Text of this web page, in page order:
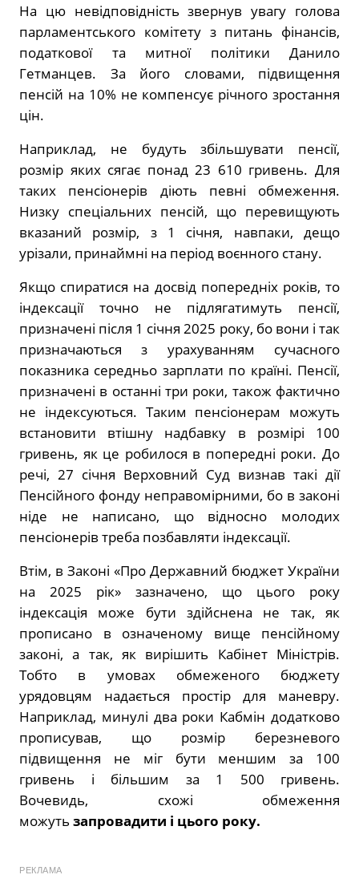
На цю невідповідність звернув увагу голова
парламентського комітету з питань фінансів,
податкової та митної політики Данило
Гетманцев. За його
словами, підвищення
пенсій на 10% не компенсує річного зростання
цін.
Наприклад, не будуть збільшувати пенсії,
розмір яких сягає понад 23 610 гривень. Для
таких пенсіонерів діють певні обмеження.
Низку спеціальних пенсій, що перевищують
вказаний розмір, з 1 січня, навпаки, дещо
урізали, принаймні на період воєнного стану.
Якщо спиратися на досвід попередніх років, то
індексації точно не підлягатимуть пенсії,
призначені після 1 січня 2025 року, бо вони і так
призначаються з урахуванням сучасного
показника середньо зарплати по країні. Пенсії,
призначені в останні три роки, також фактично
не індексуються. Таким пенсіонерам можуть
встановити втішну надбавку в розмірі 100
гривень, як це робилося в попередні роки. До
речі, 27 січня Верховний Суд визнав такі дії
Пенсійного фонду неправомірними, бо в законі
ніде не написано, що відносно молодих
пенсіонерів треба позбавляти індексації.
Втім, в Законі «Про Державний бюджет України
на 2025 рік» зазначено, що цього року
індексація може бути здійснена не так, як
прописано в означеному вище пенсійному
законі, а так, як вирішить Кабінет Міністрів.
Тобто в умовах обмеженого бюджету
урядовцям надається простір для маневру.
Наприклад, минулі два роки Кабмін додатково
прописував, що розмір березневого
підвищення не міг бути меншим за 100
гривень і більшим за 1 500 гривень.
Вочевидь,
схожі обмеження
можуть запровадити і цього року.
РЕКЛАМА